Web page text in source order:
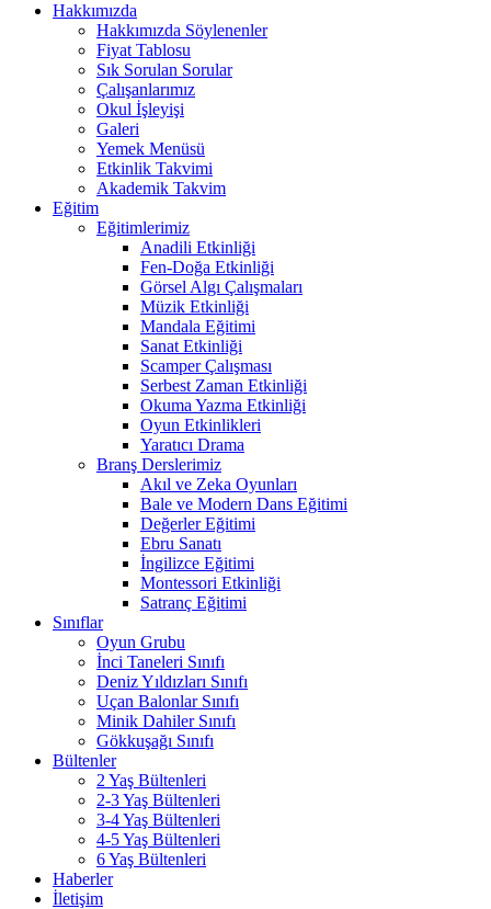
Hakkımızda
Hakkımızda Söylenenler
Fiyat Tablosu
Sık Sorulan Sorular
Çalışanlarımız
Okul İşleyişi
Galeri
Yemek Menüsü
Etkinlik Takvimi
Akademik Takvim
Eğitim
Eğitimlerimiz
Anadili Etkinliği
Fen-Doğa Etkinliği
Görsel Algı Çalışmaları
Müzik Etkinliği
Mandala Eğitimi
Sanat Etkinliği
Scamper Çalışması
Serbest Zaman Etkinliği
Okuma Yazma Etkinliği
Oyun Etkinlikleri
Yaratıcı Drama
Branş Derslerimiz
Akıl ve Zeka Oyunları
Bale ve Modern Dans Eğitimi
Değerler Eğitimi
Ebru Sanatı
İngilizce Eğitimi
Montessori Etkinliği
Satranç Eğitimi
Sınıflar
Oyun Grubu
İnci Taneleri Sınıfı
Deniz Yıldızları Sınıfı
Uçan Balonlar Sınıfı
Minik Dahiler Sınıfı
Gökkuşağı Sınıfı
Bültenler
2 Yaş Bültenleri
2-3 Yaş Bültenleri
3-4 Yaş Bültenleri
4-5 Yaş Bültenleri
6 Yaş Bültenleri
Haberler
İletişim